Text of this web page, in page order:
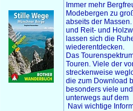
Immer mehr
Modebergen zu
abseits der
und Reit- und
lassen sich die
wiederentdecken.
Das
Touren. Viele der
streckenweise
die zum Download
besonders viele
unterwegs auf dem
Navi wichtige